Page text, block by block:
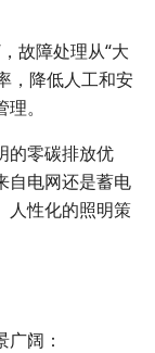
故障处理从“大
，降低人工和安
。
的零碳排放优
自电网还是蓄电
人性化的照明策
阔：